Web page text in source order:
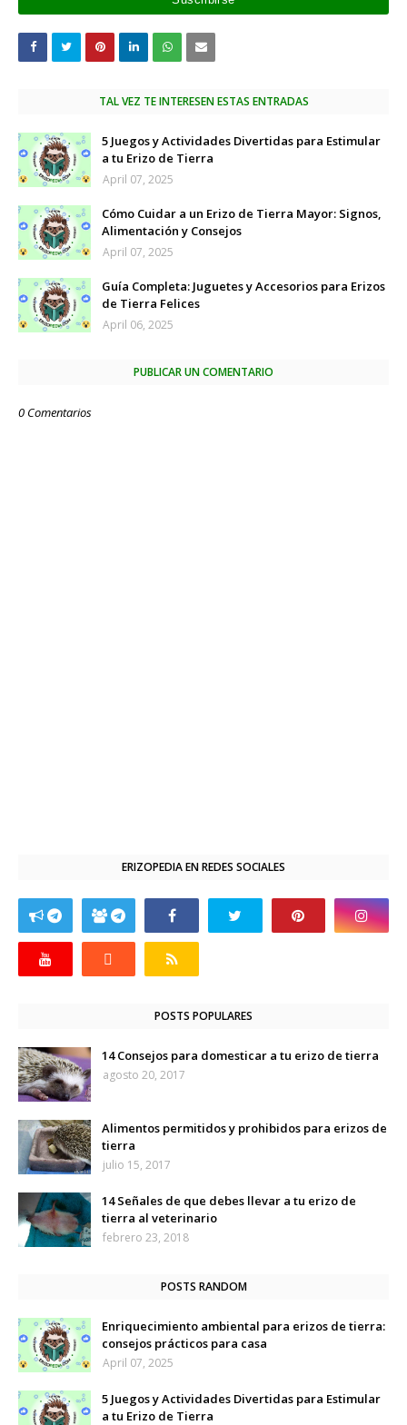
TAL VEZ TE INTERESEN ESTAS ENTRADAS
5 Juegos y Actividades Divertidas para Estimular
a tu Erizo de Tierra
April 07, 2025
Cómo Cuidar a un Erizo de Tierra Mayor: Signos,
Alimentación y Consejos
April 07, 2025
Guía Completa: Juguetes y Accesorios para Erizos
de Tierra Felices
April 06, 2025
PUBLICAR UN COMENTARIO
0 Comentarios
ERIZOPEDIA EN REDES SOCIALES
POSTS POPULARES
14 Consejos para domesticar a tu erizo de tierra
agosto 20, 2017
Alimentos permitidos y prohibidos para erizos de
tierra
julio 15, 2017
14 Señales de que debes llevar a tu erizo de
tierra al veterinario
febrero 23, 2018
POSTS RANDOM
Enriquecimiento ambiental para erizos de tierra:
consejos prácticos para casa
April 07, 2025
5 Juegos y Actividades Divertidas para Estimular
a tu Erizo de Tierra